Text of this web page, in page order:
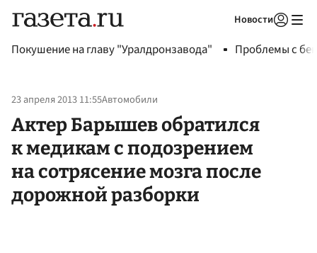
Новости
Покушение на главу "Уралдронзавода" Проблемы с
23 апреля 2013 11:55Автомобили
Актер Барышев обратился
к медикам с подозрением
на сотрясение мозга после
дорожной разборки